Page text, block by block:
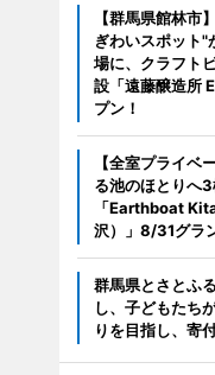
【群馬県館林市
ぎわいスポット"
場に、クラフト
設「遠藤醸造所
プン！
【全室プライベ
る池のほとりへ3
「Earthboat
沢）」8/31グラ
群馬県とさとふ
し、子どもたち
りを目指し、寄